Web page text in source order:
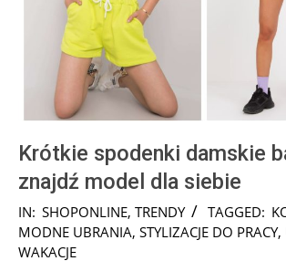
Krótkie spodenki damskie
znajdź model dla siebie
2025-
03-
12
IN: SHOPONLINE, TRENDY TAGGED:
MODNE UBRANIA, STYLIZACJE DO PRACY,
WAKACJE